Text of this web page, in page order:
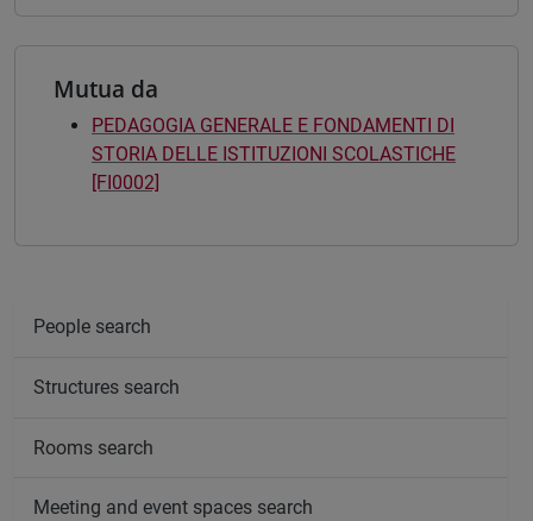
Mutua da
PEDAGOGIA GENERALE E FONDAMENTI DI
STORIA DELLE ISTITUZIONI SCOLASTICHE
[FI0002]
People search
Structures search
Rooms search
Meeting and event spaces search